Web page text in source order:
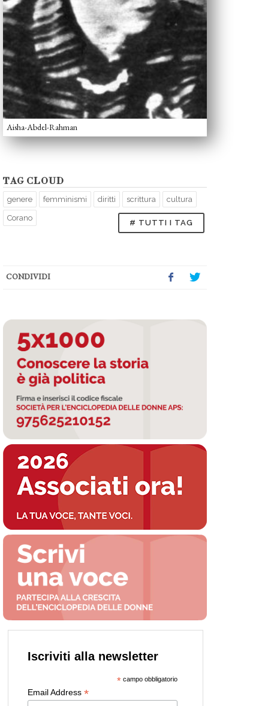
Aisha-Abdel-Rahman
TAG CLOUD
genere femminismi diritti scrittura cultura
Corano
# TUTTI I TAG
CONDIVIDI